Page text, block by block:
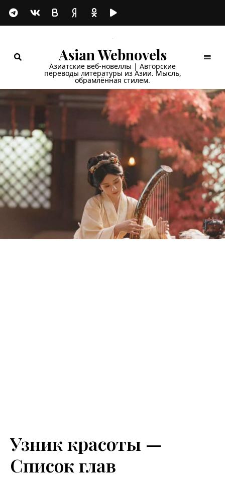
Asian Webnovels
Азиатские веб-новеллы | Авторские
переводы литературы из Азии. Мысль,
обрамлённая стилем.
Узник красоты —
Список глав